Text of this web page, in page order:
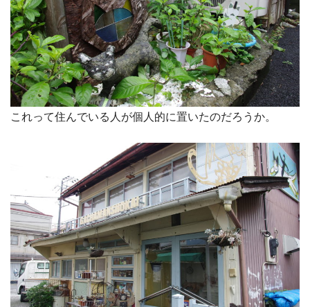
これって住んでいる人が個人的に置いたのだろうか。